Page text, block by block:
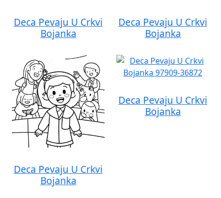
Deca Pevaju U Crkvi
Bojanka
Deca Pevaju U Crkvi
Bojanka
Deca Pevaju U Crkvi
Bojanka
Deca Pevaju U Crkvi
Bojanka